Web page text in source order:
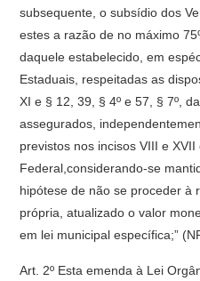
subsequente, o subsídio dos
estes a razão de no máximo
daquele estabelecido, em
Estaduais, respeitadas as
XI e § 12, 39, § 4º e 57, § 7º,
assegurados,
previstos nos incisos VIII e
Federal,considerando-se
hipótese de não se proceder à
própria, atualizado o valor
em lei municipal específica;”
Art. 2º Esta emenda à Lei